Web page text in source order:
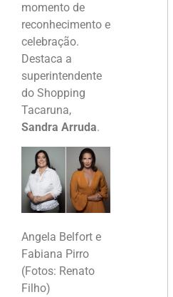
momento de
reconhecimento e
celebração.
Destaca a
superintendente
do Shopping
Tacaruna,
Sandra Arruda.
Angela Belfort e
Fabiana Pirro
(Fotos: Renato
Filho)